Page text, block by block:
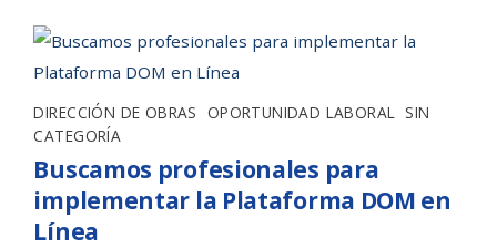
DIRECCIÓN DE OBRAS OPORTUNIDAD LABORAL
SIN
CATEGORÍA
Buscamos profesionales para
implementar la Plataforma DOM en
Línea